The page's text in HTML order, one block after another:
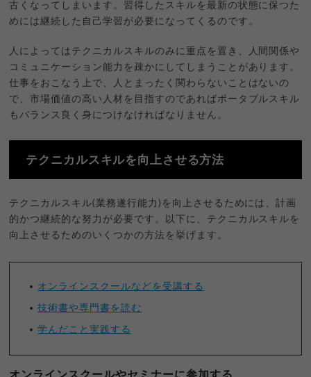
古くなってしまいます。習得したスキルを最新の状態に保つた
めには継続した自己学習が必要になってくるのです。
人によってはテクニカルスキルのみに重点を置き、人間関係や
コミュニケーション能力を疎かにしてしまうことがあります。
仕事をおこなう上で、人とまったく関わらないことはないの
で、市場価値の高い人材を目指すのであればポータブルスキル
もバランス良く身につけなければなりません。
テクニカルスキルを向上させる方法
テクニカルスキル(業務遂行能力)を向上させるためには、計画
的かつ継続的な努力が必要です。以下に、テクニカルスキルを
向上させるためのいくつかの方法を挙げます。
オンラインスクールなどを受講する
技術書や専門書を読む
学んだこと実践する